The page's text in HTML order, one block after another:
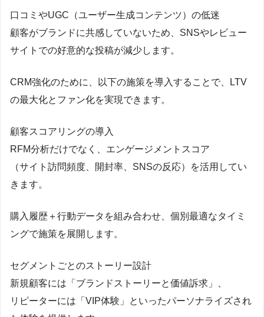
口コミやUGC（ユーザー生成コンテンツ）の低迷
顧客がブランドに共感していないため、SNSやレビュー
サイトでの好意的な投稿が減少します。
CRM強化のために、以下の施策を導入することで、LTV
の最大化とファン化を実現できます。
顧客スコアリングの導入
RFM分析だけでなく、エンゲージメントスコア
（サイト訪問頻度、開封率、SNSの反応）を活用してい
きます。
購入履歴＋行動データを組み合わせ、個別最適なタイミ
ングで施策を展開します。
セグメントごとのストーリー設計
新規顧客には「ブランドストーリーと価値訴求」、
リピーターには「VIP体験」といったパーソナライズされ